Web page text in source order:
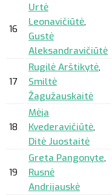
16
Urtė
Leonavičiūtė,
Gustė
Aleksandravičiūtė
17
Rugilė Arštikytė,
Smiltė
Žagužauskaitė
18
Mėja
Kvederavičiūtė,
Ditė Juostaitė
19
Greta Pangonyte,
Rusnė
Andrijauskė